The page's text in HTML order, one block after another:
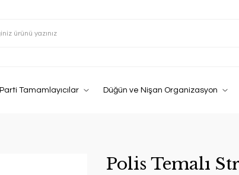
Parti Tamamlayıcılar Düğün ve Nişan Organizasyon
Polis Temalı